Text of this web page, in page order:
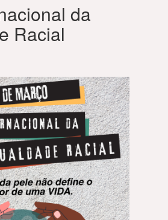
da
Racial